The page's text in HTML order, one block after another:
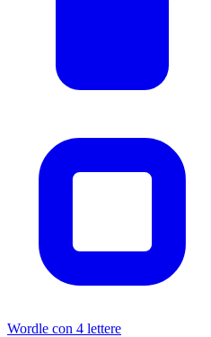
Wordle con 4 lettere